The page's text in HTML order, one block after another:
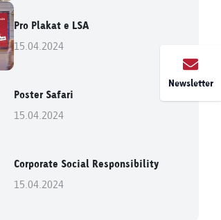
Newsletter
Pro Plakat e LSA
15.04.2024
Poster Safari
15.04.2024
Corporate Social Responsibility
15.04.2024